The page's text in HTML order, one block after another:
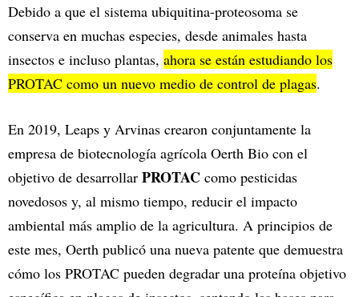
Debido a que el sistema ubiquitina-proteosoma se
conserva en muchas especies, desde animales hasta
insectos e incluso plantas, ahora se están estudiando los
PROTAC como un nuevo medio de control de plagas.
En 2019, Leaps y Arvinas crearon conjuntamente la
empresa de biotecnología agrícola Oerth Bio con el
objetivo de desarrollar PROTAC como pesticidas
novedosos y, al mismo tiempo, reducir el impacto
ambiental más amplio de la agricultura. A principios de
este mes, Oerth publicó una nueva patente que demuestra
cómo los PROTAC pueden degradar una proteína objetivo